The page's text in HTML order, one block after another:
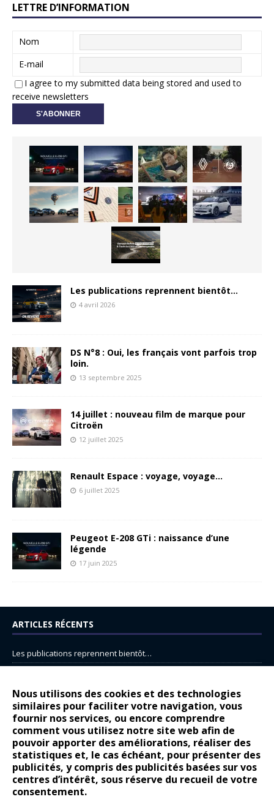
Nous utilisons des cookies et des technologies
similaires pour faciliter votre navigation, vous
fournir nos services, ou encore comprendre
comment vous utilisez notre site web afin de
pouvoir apporter des améliorations, réaliser des
statistiques et, le cas échéant, pour présenter des
publicités, y compris des publicités basées sur vos
centres d’intérêt, sous réserve du recueil de votre
consentement.
LETTRE D’INFORMATION
Nom
E-mail
I agree to my submitted data being stored and used to
receive newsletters
Les publications reprennent bientôt…
4 avril 2026
DS N°8 : Oui, les français vont parfois trop
loin.
13 septembre 2025
14 juillet : nouveau film de marque pour
Citroën
12 juillet 2025
Renault Espace : voyage, voyage…
6 juillet 2025
Peugeot E-208 GTi : naissance d’une
légende
17 juin 2025
ARTICLES RÉCENTS
Les publications reprennent bientôt…
14 juillet : nouveau film de marque pour Citroën
Renault Espace : voyage, voyage…
Peugeot E-208 GTi : naissance d’une légende
COMMENTAIRES RÉCENTS
Bernard DardartdansDacia Sandero : pour les gens vrais